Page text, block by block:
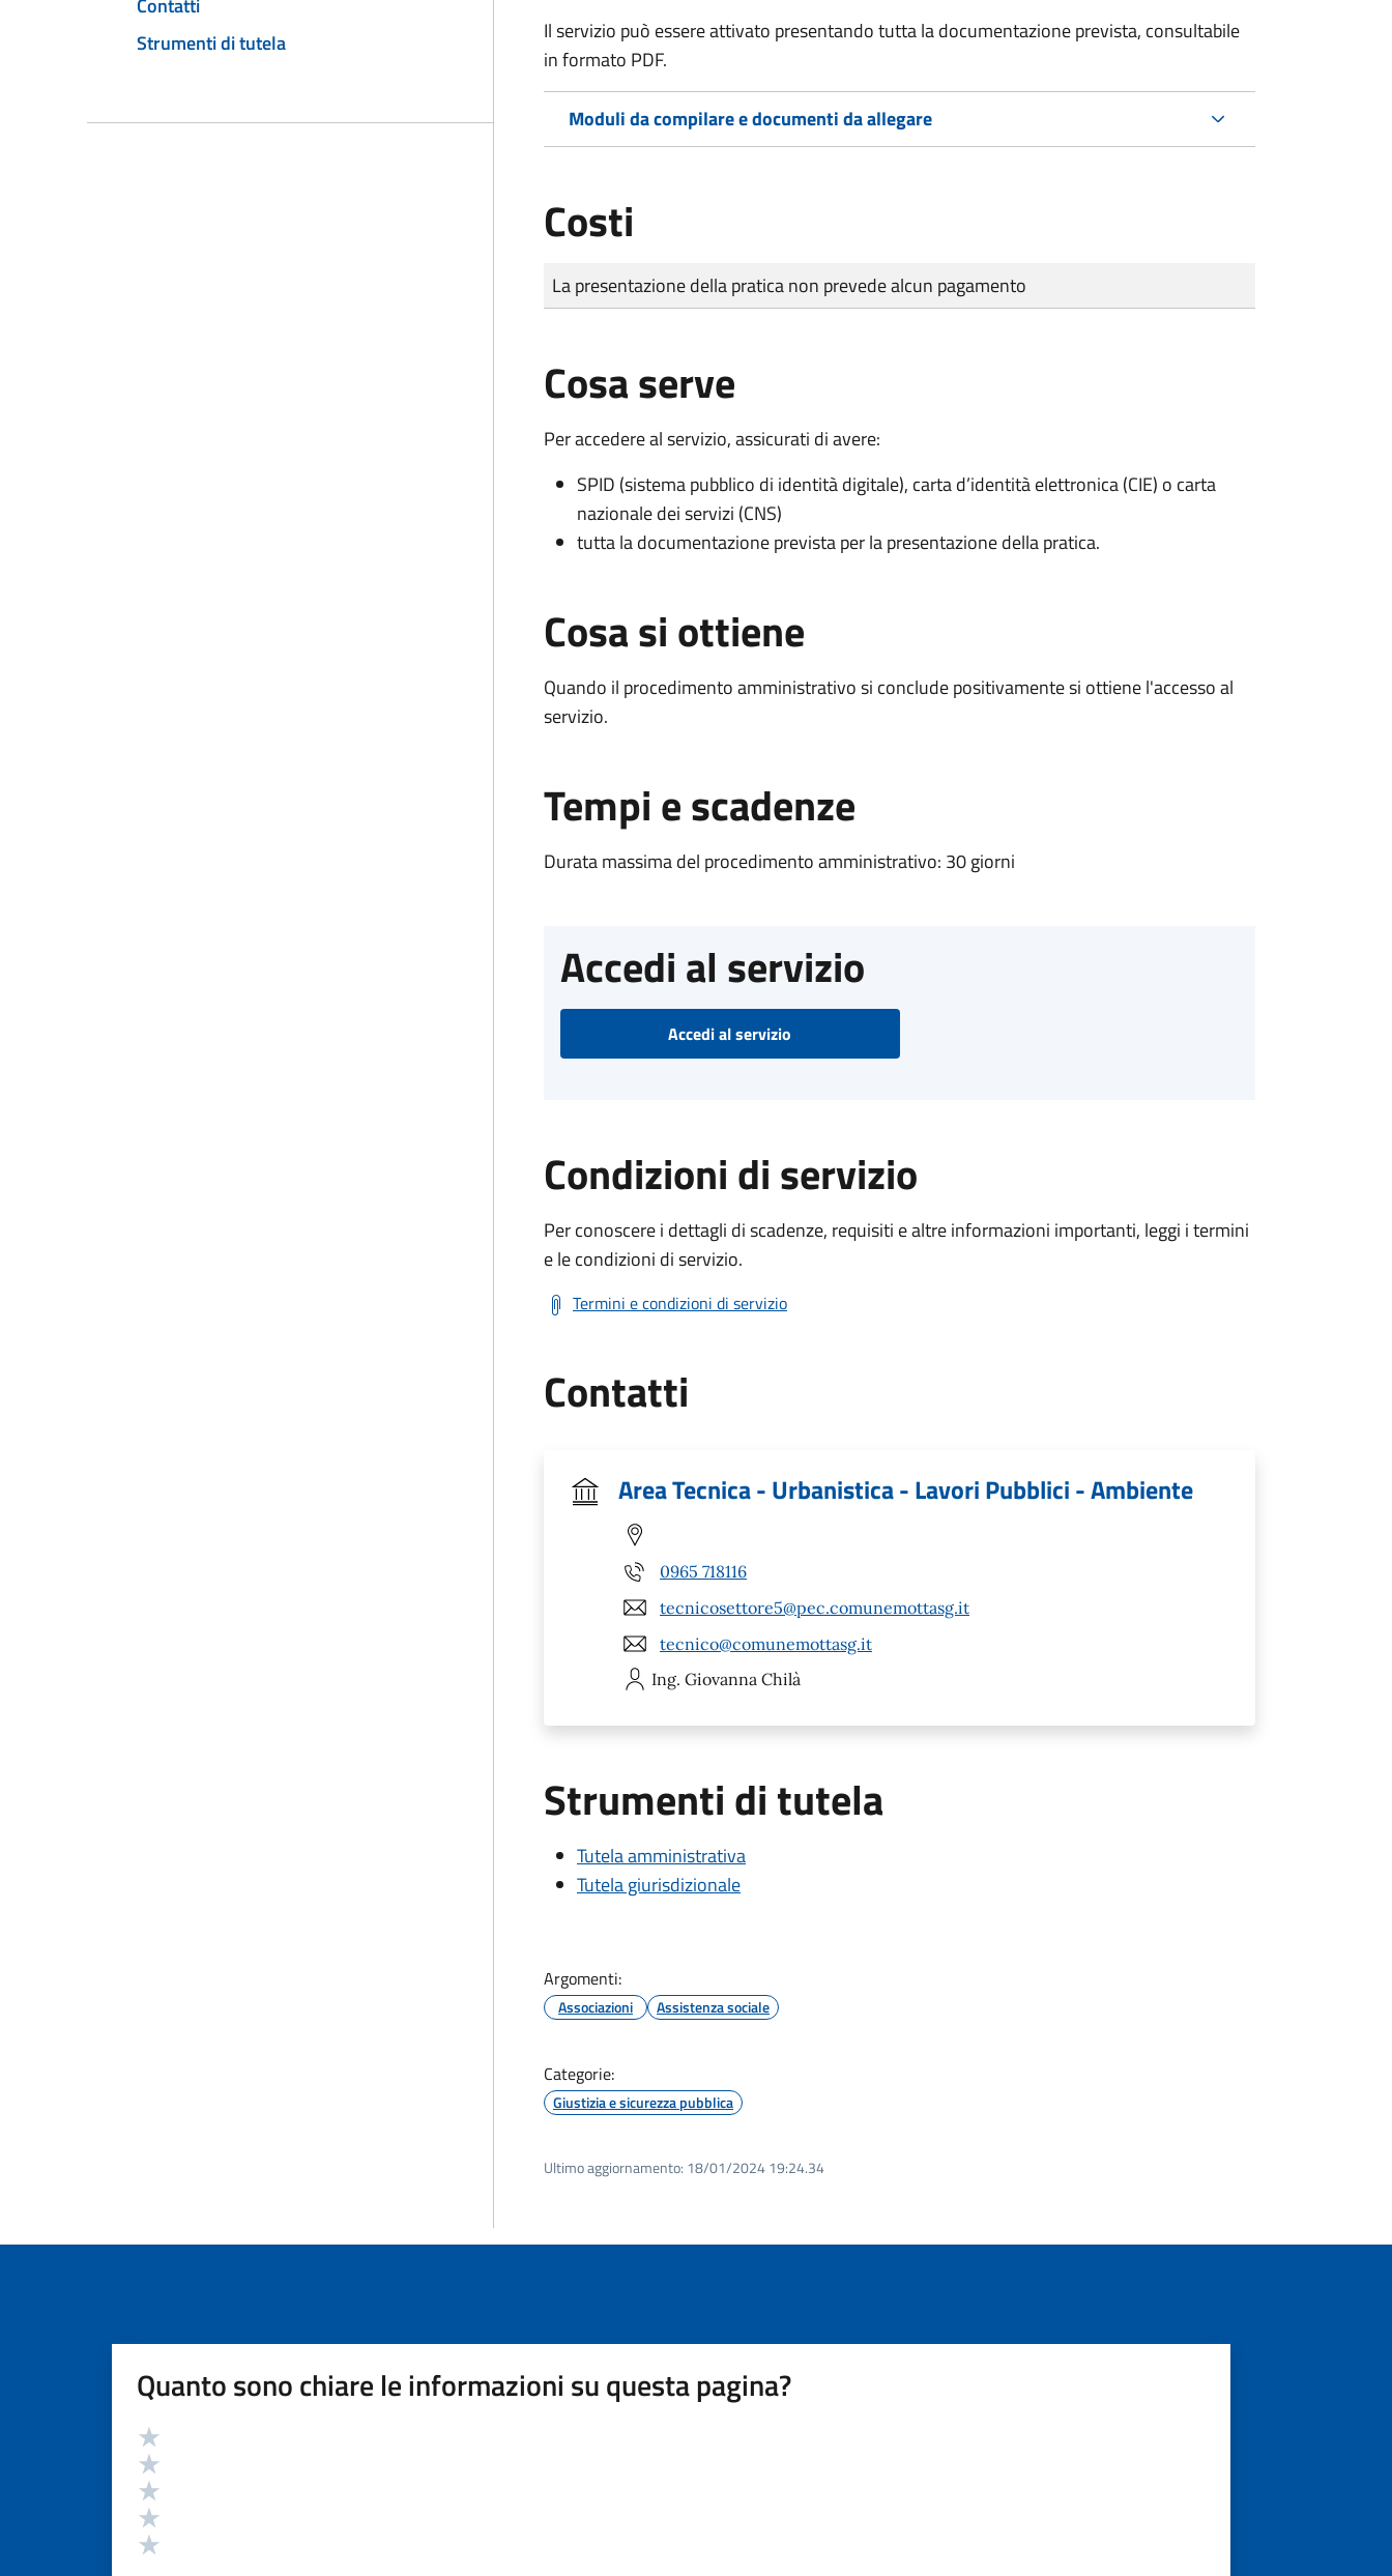
Contatti
Strumenti di tutela
Il servizio può essere attivato presentando tutta la documentazione prevista, consultabile
in formato PDF.
Moduli da compilare e documenti da allegare
Costi
Tipo di pagamento
Importo
La presentazione della pratica non prevede alcun pagamento
Cosa serve
Per accedere al servizio, assicurati di avere:
SPID (sistema pubblico di identità digitale), carta d’identità elettronica (CIE) o carta
nazionale dei servizi (CNS)
tutta la documentazione prevista per la presentazione della pratica.
Cosa si ottiene
Quando il procedimento amministrativo si conclude positivamente si ottiene l'accesso al
servizio.
Tempi e scadenze
Durata massima del procedimento amministrativo: 30 giorni
Accedi al servizio
Accedi al servizio
Condizioni di servizio
Per conoscere i dettagli di scadenze, requisiti e altre informazioni importanti, leggi i termini
e le condizioni di servizio.
Termini e condizioni di servizio
Contatti
Area Tecnica - Urbanistica - Lavori Pubblici - Ambiente
0965 718116
tecnicosettore5@pec.comunemottasg.it
tecnico@comunemottasg.it
Ing. Giovanna Chilà
Strumenti di tutela
Tutela amministrativa
Tutela giurisdizionale
Argomenti:
Associazioni Assistenza sociale
Categorie:
Giustizia e sicurezza pubblica
Ultimo aggiornamento: 18/01/2024 19:24.34
Quanto sono chiare le informazioni su questa pagina?
Valutazione